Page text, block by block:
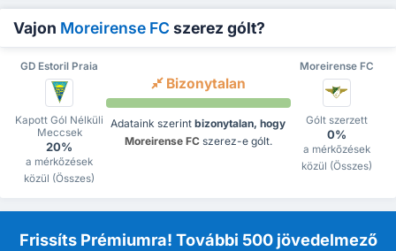
Vajon Moreirense FC szerez gólt?
GD Estoril Praia Moreirense FC
Kapott Gól Nélküli
Meccsek
20%
a mérkőzések
közül (Összes)
Bizonytalan
Adataink szerint bizonytalan, hogy
Moreirense FCszerez-e gólt.
Gólt szerzett
0%
a mérkőzések
közül (Összes)
Frissíts Prémiumra! További 500 jövedelmező